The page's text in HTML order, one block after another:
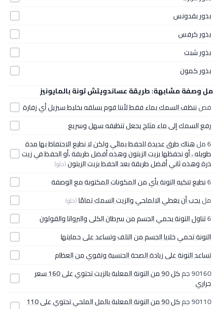
بذور بقدونس
بذور كرفس
بذور شبت
بذور كمون
مل وصفة مشابهة: طريقة عساندويتش تونة بالمايونيز
فصننظف السمك بماء فقط لأننا قوم بسلقه بخليط سيزيل أي زفارة
رفع السمك إلى ماء مثلج يجعل تنظيفه سهل وسريع
6 مل
هناك طرق عديدة للحفظ بمائي ولكن لا نطيع الاحتفاظ بها مدة
طويله ، أو نحفظها بزيت الزيتون وهذه أفضل طريقة ،أو الحفظ في زيت
ذرة وهذه ثاني أفضل طريقة بعد الحفظ بزيت الزيتون(حلو)
6نطيع تنكيه التونة بأي من المكونات المكتوبة مع الوصفة
مليجب أن يغطي الالملحي والزيت السمك تمامًا(حلو)
6تناول التونة يحمي الجسم من سرطان الكلى والبرواتا والقولون
التونة تحمي خلايا الجسم من التلف وتساعد على حمايتها
تساعد التونة على زيادة الصحة الجنسية وتقوي من العظام
90160 جم
كل 90 من التونة المعلبة بالزيت تحتوي على 160 سعر
حراري
90110 جم
كل 90 من التونة المعلبة بالمل الملحي تحتوي على 110